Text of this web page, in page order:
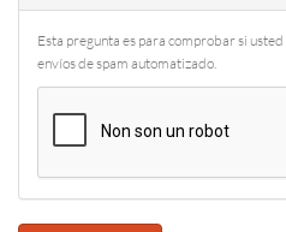
Esta pregunta es para comprobar si
envíos de spam automatizado.